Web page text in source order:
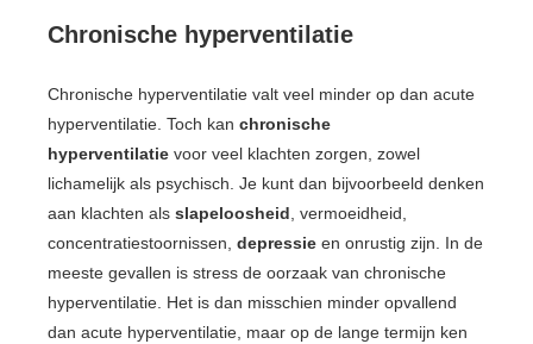
Chronische hyperventilatie
Chronische hyperventilatie valt veel minder op dan acute
hyperventilatie. Toch kan chronische
hyperventilatie voor veel klachten zorgen, zowel
lichamelijk als psychisch. Je kunt dan bijvoorbeeld denken
aan klachten als slapeloosheid , vermoeidheid,
concentratiestoornissen, depressie en onrustig zijn. In de
meeste gevallen is stress de oorzaak van chronische
hyperventilatie. Het is dan misschien minder opvallend
dan acute hyperventilatie, maar op de lange termijn ken